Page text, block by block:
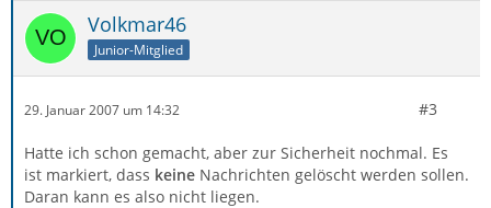
Volkmar46
Junior-Mitglied
29. Januar 2007 um 14:32 #3
Hatte ich schon gemacht, aber zur Sicherheit nochmal. Es
ist markiert, dass keine Nachrichten gelöscht werden sollen.
Daran kann es also nicht liegen.